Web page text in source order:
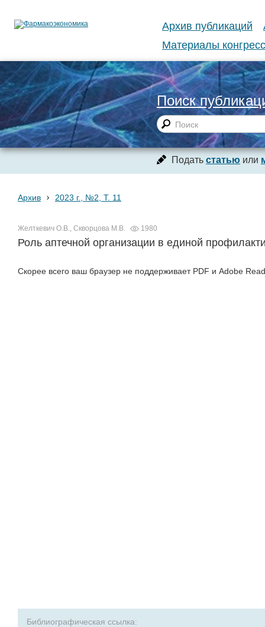
Архив публикаций
Материалы
Поиск
Подать статью или
Архив › 2023 г., №2, Т. 11
Желткевич О.В., Скворцова М.В. 1980
Роль аптечной организации в единой
Скорее всего ваш браузер не поддерживает PDF и Adobe
Библиографическая ссылка: